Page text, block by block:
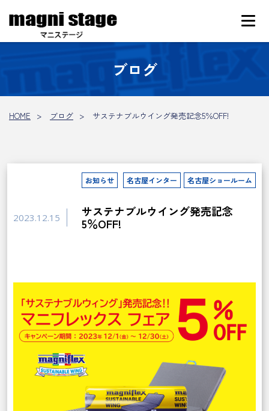
ブログ
HOME ブログ サステナブルウイング発売記念5％OFF!
お知らせ 名古屋インター 名古屋ショールーム
2023.12.15
サステナブルウイング発売記念
5％OFF!